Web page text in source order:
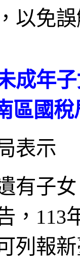
以免
成年
區國稅
表示
有子
，113
列報